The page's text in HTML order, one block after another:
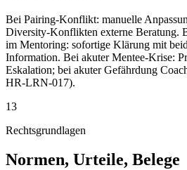
Bei Pairing-Konflikt: manuelle
Diversity-Konflikten externe Beratung.
im Mentoring: sofortige Klärung mit
Information. Bei akuter Mentee-Krise:
Eskalation; bei akuter Gefährdung
HR-LRN-017).
13
Rechtsgrundlagen
Normen, Urteile, Belege